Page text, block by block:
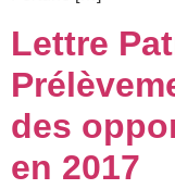
Lettre
des
en 2017